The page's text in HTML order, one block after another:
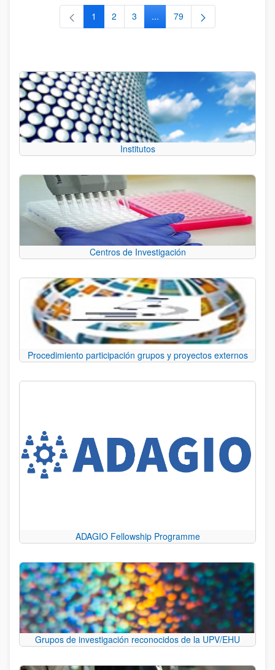
Página
1 Página
2 Página
3 ...Páginas intermedias Use TAB
Página
79
Institutos
Centros de Investigación
Procedimiento participación grupos y proyectos externos
ADAGIO Fellowship Programme
Grupos de investigación reconocidos de la UPV/EHU